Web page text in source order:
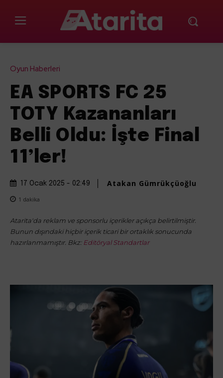
Oyun Haberleri
EA SPORTS FC 25
TOTY Kazananları
Belli Oldu: İşte Final
11’ler!
17 Ocak 2025 - 02:49 Atakan Gümrükçüoğlu
1 dakika
Atarita'da reklam ve sponsorlu içerikler açıkça belirtilmiştir.
Bunun dışındaki hiçbir içerik ticari bir ortaklık sonucunda
hazırlanmamıştır. Bkz: Editöryal Standartlar